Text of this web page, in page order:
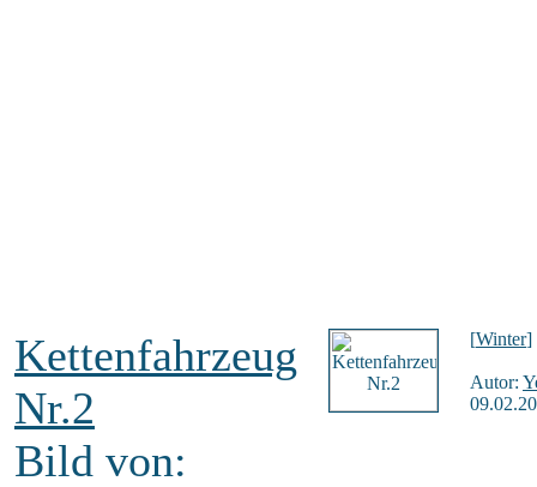
Kettenfahrzeug
Nr.2
Bild von:
[Winter]
Autor: